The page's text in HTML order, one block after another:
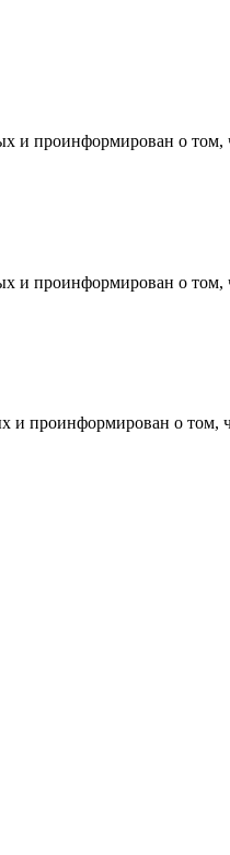
и проинформирован о
и проинформирован о
и проинформирован о